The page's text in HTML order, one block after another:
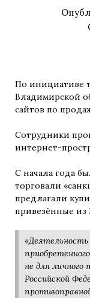
По инициативе
Владимирской
сайтов по
Сотрудники
интернет-
С начала года
торговали
предлагали
привезённые
«Деятельность
не для личного
Российской